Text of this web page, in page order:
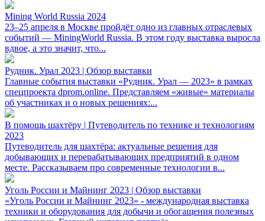
Mining World Russia 2024
23–25 апреля в Москве пройдёт одно из главных отраслевых
событий — MiningWorld Russia. В этом году выставка выросла
вдвое, а это значит, что...
Рудник. Урал 2023 | Обзор выставки
Главные события выставки «Рудник. Урал — 2023» в рамках
спецпроекта dprom.online. Представляем «живые» материалы
об участниках и о новых решениях:...
В помощь шахтёру | Путеводитель по технике и технологиям
2023
Путеводитель для шахтёра: актуальные решения для
добывающих и перерабатывающих предприятий в одном
месте. Рассказываем про современные технологии в...
Уголь России и Майнинг 2023 | Обзор выставки
«Уголь России и Майнинг 2023» - международная выставка
техники и оборудования для добычи и обогащения полезных